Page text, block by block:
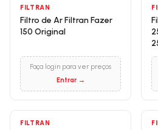
FILTRAN
Filtro de Ar Filtran Fazer
150 Original
Faça login para ver preços
Entrar →
FILTRAN